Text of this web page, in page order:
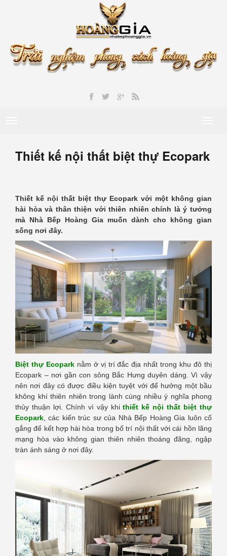
Thiết kế nội thất biệt thự Ecopark
Thiết kế nội thất biệt thự Ecopark với một không gian
hài hòa và thân thiện với thiên nhiên chính là ý tưởng
mà Nhà Bếp Hoàng Gia muốn dành cho không gian
sống nơi đây.
Biệt thự Ecoparknằm ở vị trí đắc địa nhất trong khu đô thị
Ecopark – nơi gần con sông Bắc Hưng duyên dáng. Vì vậy
nên nơi đây có được điều kiện tuyệt với để hưởng một bầu
không khí thiên nhiên trong lành cùng nhiều ý nghĩa phong
thủy thuận lợi. Chính vì vậy khithiết kế nội thất biệt thự
Ecopark, các kiến trúc sư của Nhà Bếp Hoàng Gia luôn cố
gắng để kết hợp hài hòa trong bố trí nội thất với cái hồn lãng
mạng hòa vào không gian thiên nhiên thoáng đãng, ngập
tràn ánh sáng ở nơi đây.